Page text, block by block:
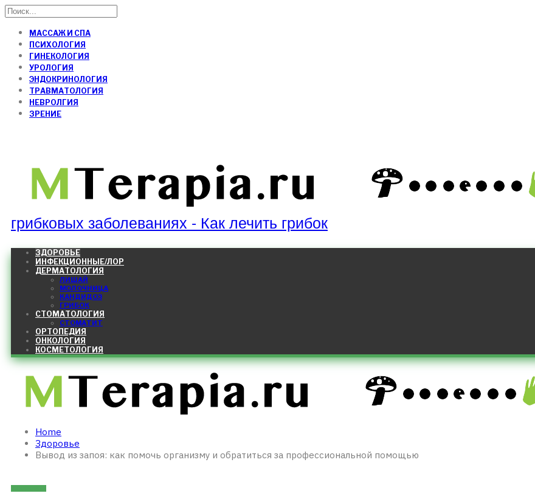
МАССАЖ И СПА
ПСИХОЛОГИЯ
ГИНЕКОЛОГИЯ
УРОЛОГИЯ
ЭНДОКРИНОЛОГИЯ
ТРАВМАТОЛОГИЯ
НЕВРОЛГИЯ
ЗРЕНИЕ
грибковых заболеваниях - Как лечить грибок
ЗДОРОВЬЕ
ИНФЕКЦИОННЫЕ/ЛОР
ДЕРМАТОЛОГИЯ
ЛИШАЙ
МОЛОЧНИЦА
КАНДИДОЗ
ГРИБОК
СТОМАТОЛОГИЯ
СТОМАТИТ
ОРТОПЕДИЯ
ОНКОЛОГИЯ
КОСМЕТОЛОГИЯ
Home
Здоровье
Вывод из запоя: как помочь организму и обратиться за профессиональной помощью